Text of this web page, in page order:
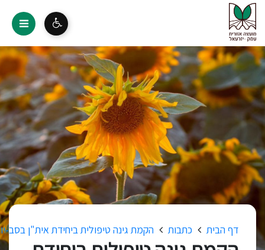
דף הבית כתבות הקמת גינה טיפולית ביחידת אית"ן בסב-